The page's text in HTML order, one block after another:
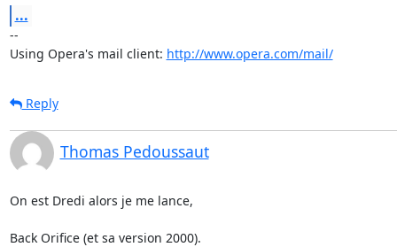
...
--
Using Opera's mail client: http://www.opera.com/mail/
Reply
Thomas Pedoussaut
On est Dredi alors je me lance,